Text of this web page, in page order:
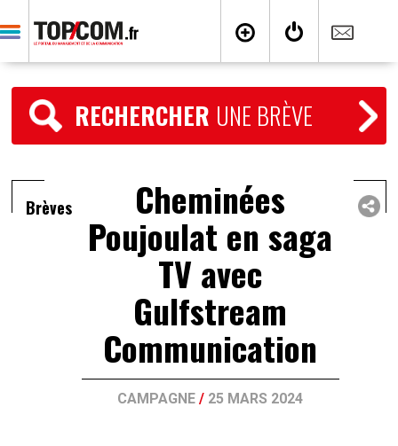
RECHERCHER UNE BRÈVE
Brèves Cheminées
Poujoulat en saga
TV avec
Gulfstream
Communication
CAMPAGNE / 25 MARS 2024